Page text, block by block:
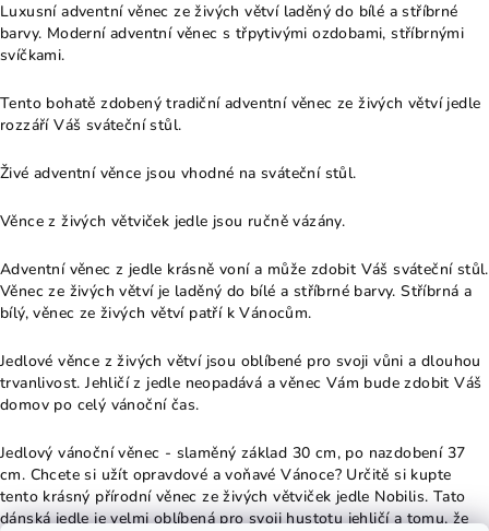
Luxusní adventní věnec ze živých větví laděný do bílé a stříbrné
barvy. Moderní adventní věnec s třpytivými ozdobami, stříbrnými
svíčkami.
Tento bohatě zdobený tradiční adventní věnec ze živých větví jedle
rozzáří Váš sváteční stůl.
Živé adventní věnce jsou vhodné na sváteční stůl.
Věnce z živých větviček jedle jsou ručně vázány.
Adventní věnec z jedle krásně voní a může zdobit Váš sváteční stůl.
Věnec ze živých větví je laděný do bílé a stříbrné barvy. Stříbrná a
bílý, věnec ze živých větví patří k Vánocům.
Jedlové věnce z živých větví jsou oblíbené pro svoji vůni a dlouhou
trvanlivost. Jehličí z jedle neopadává a věnec Vám bude zdobit Váš
domov po celý vánoční čas.
Jedlový vánoční věnec - slaměný základ 30 cm, po nazdobení 37
cm. Chcete si užít opravdové a voňavé Vánoce? Určitě si kupte
tento krásný přírodní věnec ze živých větviček jedle Nobilis. Tato
dánská jedle je velmi oblíbená pro svoji hustotu jehličí a tomu, že